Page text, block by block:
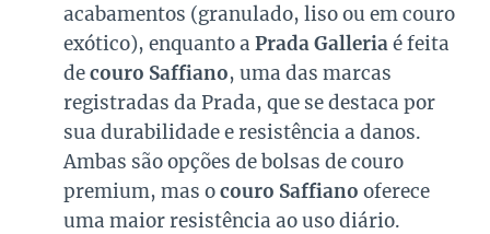
acabamentos (granulado, liso ou em couro
exótico), enquanto a Prada Galleriaé feita
decouro Saffiano, uma das marcas
registradas da Prada, que se destaca por
sua durabilidade e resistência a danos.
Ambas são opções de bolsas de couro
premium, mas ocouro Saffiano oferece
uma maior resistência ao uso diário.